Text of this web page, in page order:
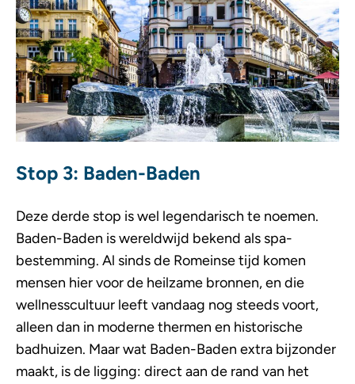
Stop 3: Baden-Baden
Deze derde stop is wel legendarisch te noemen.
Baden-Baden is wereldwijd bekend als spa-
bestemming. Al sinds de Romeinse tijd komen
mensen hier voor de heilzame bronnen, en die
wellnesscultuur leeft vandaag nog steeds voort,
alleen dan in moderne thermen en historische
badhuizen. Maar wat Baden-Baden extra bijzonder
maakt, is de ligging: direct aan de rand van het